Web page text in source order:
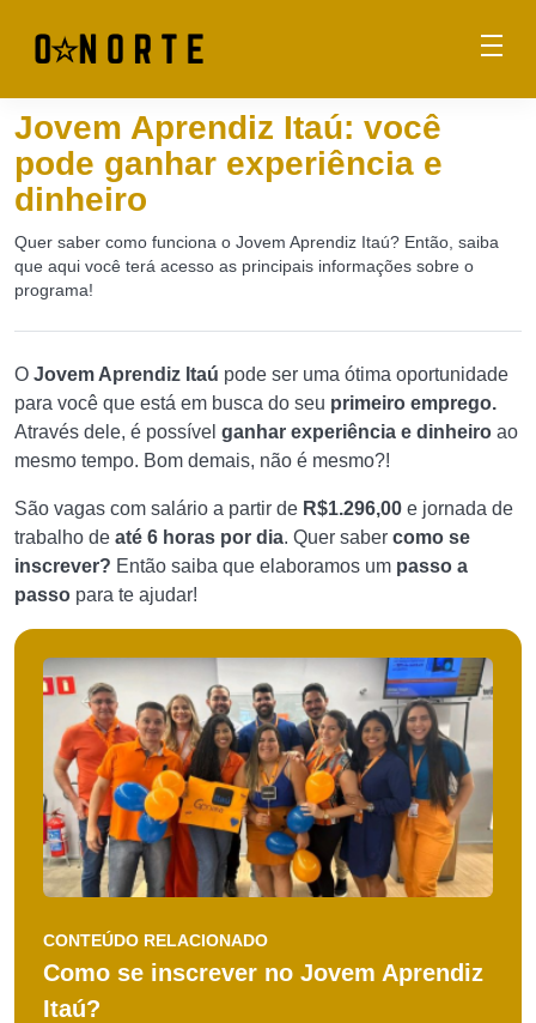
Jovem Aprendiz Itaú: você
pode ganhar experiência e
dinheiro
Quer saber como funciona o Jovem Aprendiz Itaú? Então, saiba
que aqui você terá acesso as principais informações sobre o
programa!
O Jovem Aprendiz Itaú pode ser uma ótima oportunidade
para você que está em busca do seu primeiro emprego.
Através dele, é possível ganhar experiência e dinheiro ao
mesmo tempo. Bom demais, não é mesmo?!
São vagas com salário a partir de R$1.296,00 e jornada de
trabalho de até 6 horas por dia. Quer saber como se
inscrever? Então saiba que elaboramos um passo a
passo para te ajudar!
CONTEÚDO RELACIONADO
Como se inscrever no Jovem Aprendiz
Itaú?